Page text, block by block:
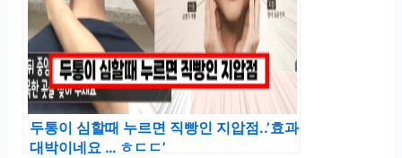
두통이 심할때 누르면 직빵인 지압점..’효과
대박이네요 … ㅎㄷㄷ’